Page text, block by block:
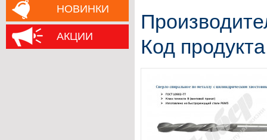
НОВИНКИ
АКЦИИ
Код